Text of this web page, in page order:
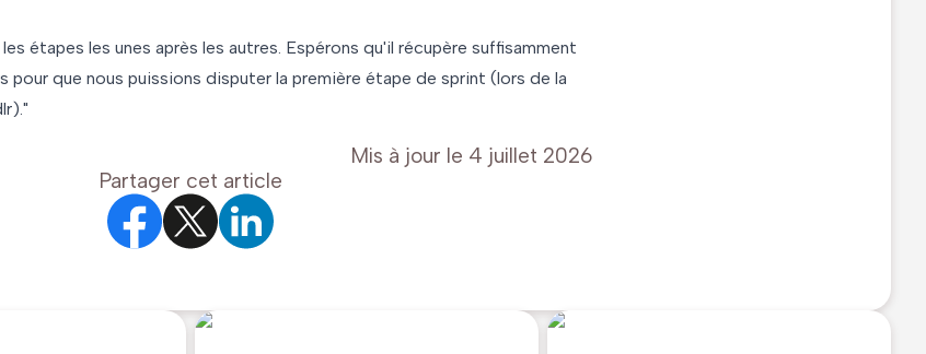
étapes les unes après les autres. Espérons qu'il récupère suffisamment
pour que nous puissions disputer la première étape de sprint (lors de la
Mis à jour le 4 juillet 2026
Partager cet article